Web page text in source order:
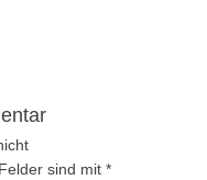
sind mit *